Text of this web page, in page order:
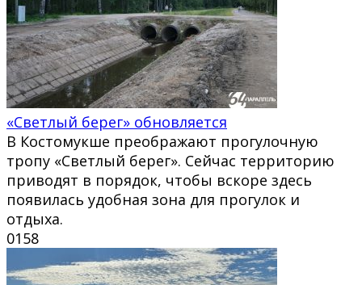
«Светлый берег» обновляется
В Костомукше преображают прогулочную
тропу «Светлый берег». Сейчас территорию
приводят в порядок, чтобы вскоре здесь
появилась удобная зона для прогулок и
отдыха.
0158